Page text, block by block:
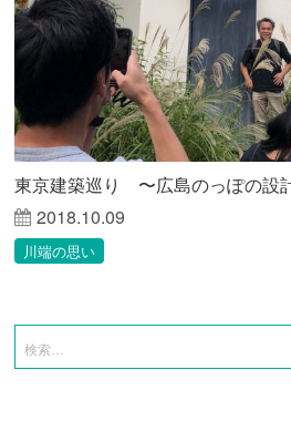
東京建築巡り 〜広島のっぽの設
2018.10.09
川端の思い